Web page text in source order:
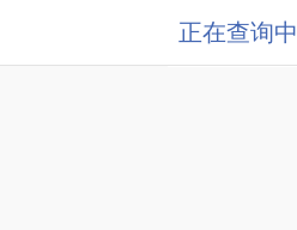
正在查询中